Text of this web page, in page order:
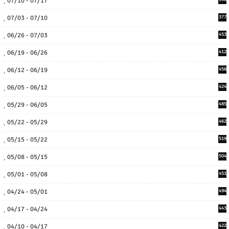
07/03 - 07/10 377
06/26 - 07/03 453
06/19 - 06/26 412
06/12 - 06/19 456
06/05 - 06/12 424
05/29 - 06/05 485
05/22 - 05/29 462
05/15 - 05/22 519
05/08 - 05/15 504
05/01 - 05/08 451
04/24 - 05/01 494
04/17 - 04/24 443
04/10 - 04/17 422